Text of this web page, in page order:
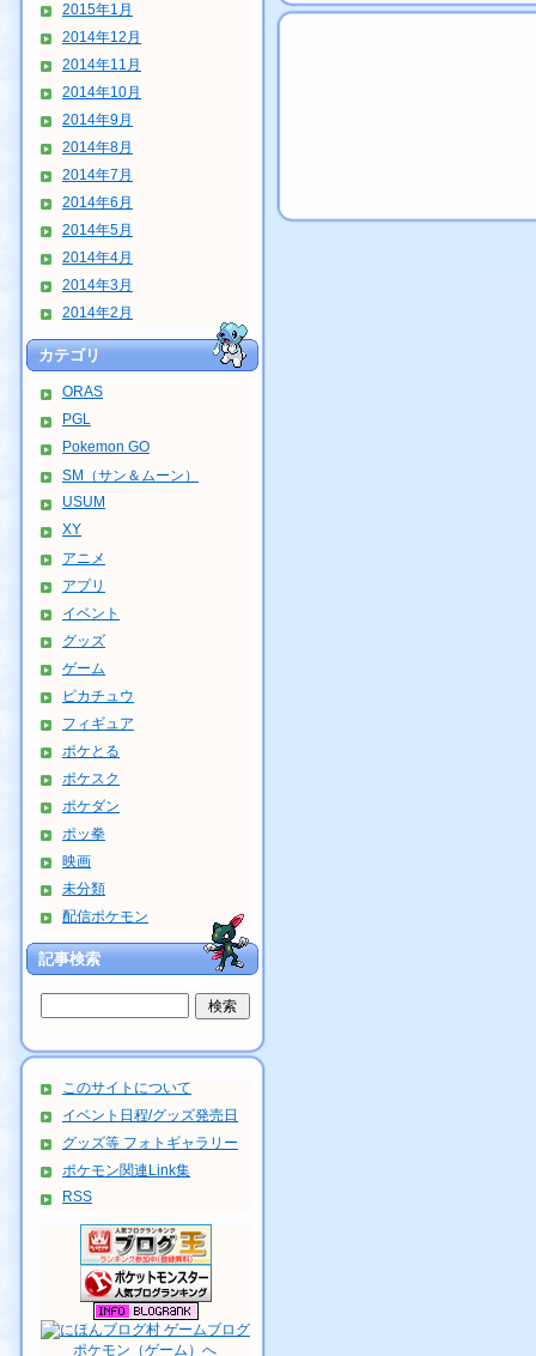
2015年1月
2014年12月
2014年11月
2014年10月
2014年9月
2014年8月
2014年7月
2014年6月
2014年5月
2014年4月
2014年3月
2014年2月
カテゴリ
ORAS
PGL
Pokemon GO
SM（サン＆ムーン）
USUM
XY
アニメ
アプリ
イベント
グッズ
ゲーム
ピカチュウ
フィギュア
ポケとる
ポケスク
ポケダン
ポッ拳
映画
未分類
配信ポケモン
記事検索
このサイトについて
イベント日程/グッズ発売日
グッズ等 フォトギャラリー
ポケモン関連Link集
RSS